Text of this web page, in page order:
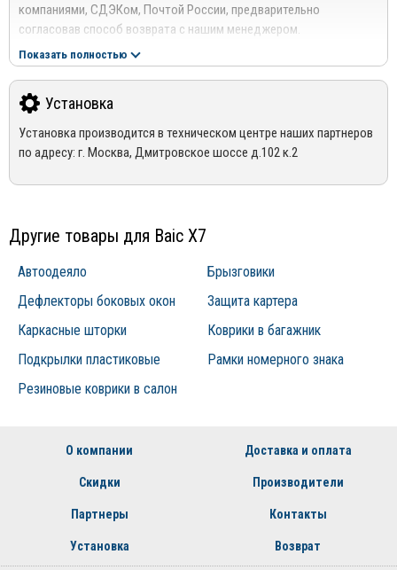
Экологичность;
Продолжительный срок службы.
Дают возможность опускать стекла, независимо от погоды
за окном;
Высокая ударная прочность;
окружающей среды;
Простота в установке;
Экологичность;
Продолжительный срок службы.
Стоимость доставки от 1000 руб. рассчитывается
менеджером!
Отправка дефлекторов капота производится по 100% оплате
заказ, либо связаться с нашим менеджером по телефонам +7
(495) 162-90-92, +7 (800) 250-01-76, либо по email:
компаниями, СДЭКом, Почтой России, предварительно
согласовав способ возврата с нашим менеджером.
Подробнее сморите в разделе
На весь ассортимент представленный в интернет-магазине
Mirdopov, распространяются гарантия производителей.
*Гарантия не распространяется на товары с дефектами,
возникшими по вине покупателя, в следствии не правильной
Показать полностью
Установка
Установка производится в техническом центре наших партнеров
по адресу: г. Москва, Дмитровское шоссе д.102 к.2
Другие товары для Baic X7
Автоодеяло
Брызговики
Дефлекторы боковых окон
Защита картера
Каркасные шторки
Коврики в багажник
Подкрылки пластиковые
Рамки номерного знака
Резиновые коврики в салон
О компании Доставка и оплата
Скидки Производители
Партнеры Контакты
Установка Возврат